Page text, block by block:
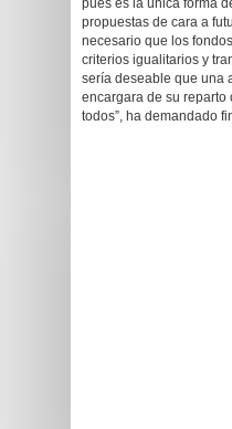
pues es la única forma
propuestas de cara a
necesario que los
criterios igualitarios y
sería deseable que una
encargara de su reparto
todos”, ha demandado